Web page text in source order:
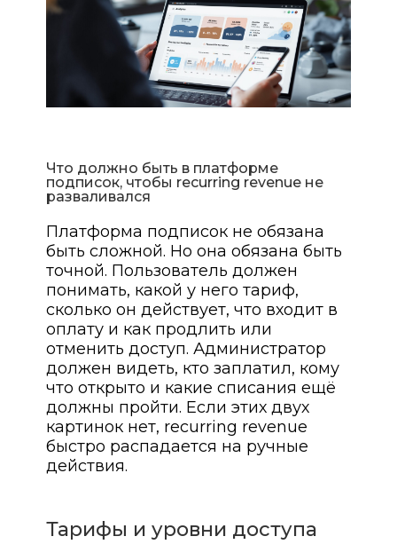
Что должно быть в платформе
подписок, чтобы recurring revenue не
разваливался
Платформа подписок не обязана
быть сложной. Но она обязана быть
точной. Пользователь должен
понимать, какой у него тариф,
сколько он действует, что входит в
оплату и как продлить или
отменить доступ. Администратор
должен видеть, кто заплатил, кому
что открыто и какие списания ещё
должны пройти. Если этих двух
картинок нет, recurring revenue
быстро распадается на ручные
действия.
Тарифы и уровни доступа